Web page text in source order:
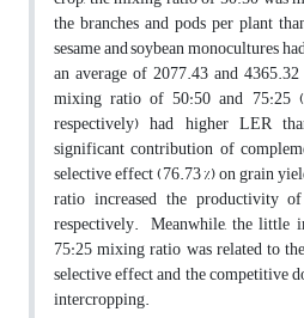
the branches and pods per plant
sesame and soybean monocultures
an average of 2077.43 and
mixing ratio of 50:50 and 75:25
respectively) had higher LER
significant contribution of
selective effect (76.73 %) on grain
ratio increased the productivity
respectively. Meanwhile, the little
75:25 mixing ratio was related to
selective effect and the competitive
intercropping.